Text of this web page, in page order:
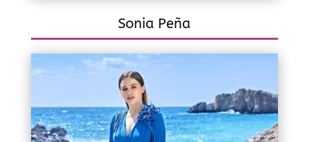
Sonia Peña